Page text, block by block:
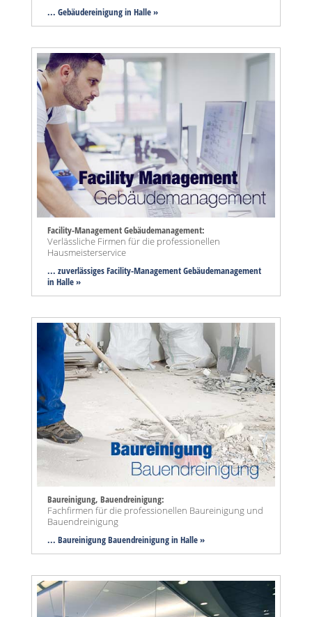
... Gebäudereinigung in Halle »
Facility-Management Gebäudemanagement:
Verlässliche Firmen für die professionellen
Hausmeisterservice
... zuverlässiges Facility-Management Gebäudemanagement
in Halle »
Baureinigung, Bauendreinigung:
Fachfirmen für die professionellen Baureinigung und
Bauendreinigung
... Baureinigung Bauendreinigung in Halle »